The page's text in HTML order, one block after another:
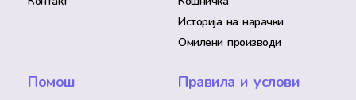
Историја на нарачки
Омилени производи
Помош Правила и услови